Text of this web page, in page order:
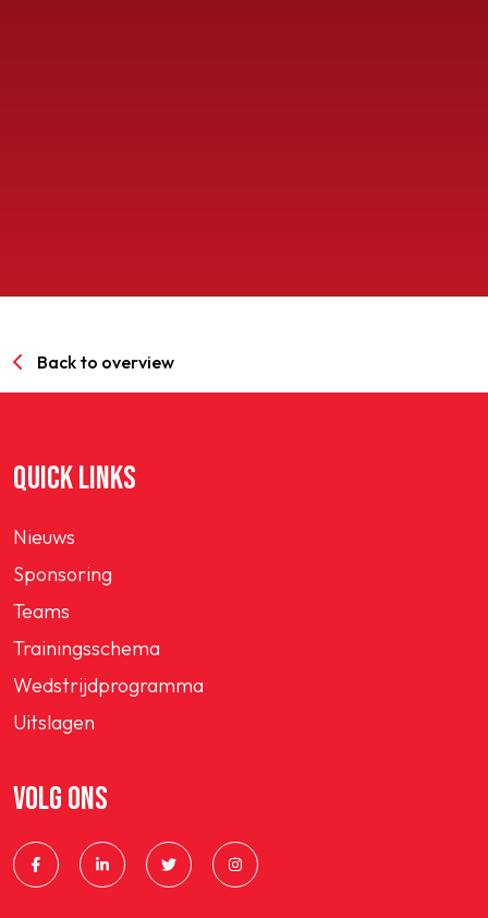
Back to overview
QUICK LINKS
Nieuws
Sponsoring
Teams
Trainingsschema
Wedstrijdprogramma
Uitslagen
VOLG ONS